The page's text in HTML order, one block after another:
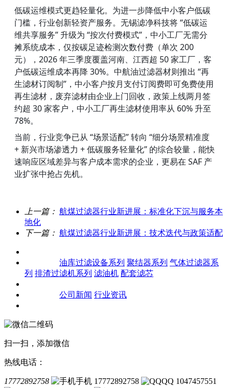
低碳运维模式更趋轻量化。为进一步降低中小客户低碳
门槛，行业创新轻资产服务。无锡滤净科技将 “低碳运
维共享服务” 升级为 “按次付费模式”，中小工厂无需分
摊系统成本，仅按碳足迹检测次数付费（单次 200
元），2026 年三季度覆盖河南、江西超 50 家工厂，客
户低碳运维成本再降 30%。中航油过滤器材则推出 “再
生滤材订阅制”，中小客户按月支付订阅费即可免费使用
再生滤材，废弃滤材由企业上门回收，政策上线两月签
约超 30 家客户，中小工厂再生滤材使用率从 60% 升至
78%。
当前，行业竞争已从 “场景适配” 转向 “细分场景精准度
+ 新兴市场渗透力 + 低碳服务轻量化” 的综合较量，能快
速响应区域差异与客户成本需求的企业，更易在 SAF 产
业扩张中抢占先机。
上一篇： 航煤过滤器行业新进展：标准化下沉与服务本
地化
下一篇： 航煤过滤器行业新进展：技术迭代与政策适配
油库过滤设备系列 聚结器系列 气体过滤器系
列 排渣过滤机系列 滤油机 配套滤芯
公司新闻 行业资讯
扫一扫，添加微信
热线电话：
17772892758 手机 17772892758
QQ 1047457551